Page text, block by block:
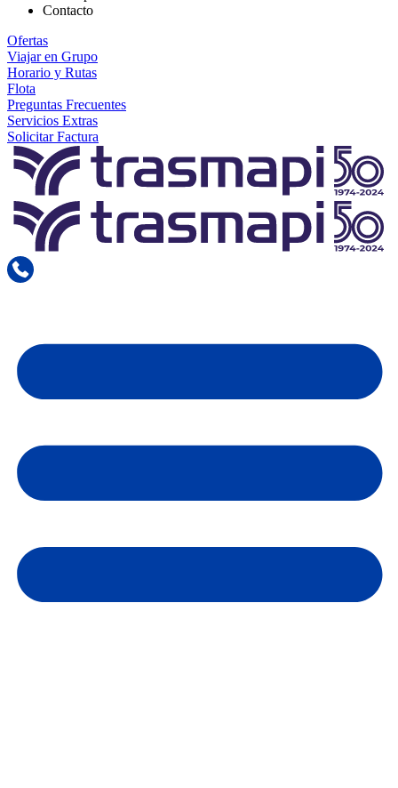
Contacto
Ofertas
Viajar en Grupo
Horario y Rutas
Flota
Preguntas Frecuentes
Servicios Extras
Solicitar Factura